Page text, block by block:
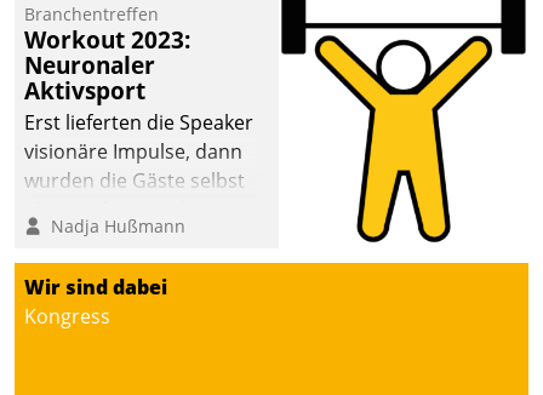
Mammutprojekte
meistern und Workloads
wuppen – bei zunehmend
anspruchsvollen
Aufgaben und
abnehmendem
Branchentreffen
Workout 2023:
Neuronaler
Aktivsport
Erst lieferten die Speaker
visionäre Impulse, dann
wurden die Gäste selbst
methodisch
Vernetzungsideen fürs
Quartier. Dazwischen
zeigte Datatrain, was es
Nadja Hußmann
Wir sind dabei
Kongress